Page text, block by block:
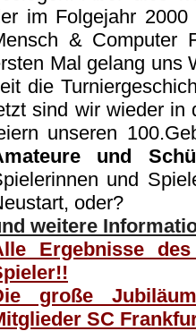
im Folgejahr
& Computer
Mal gelang uns
die
sind wir wieder in
unseren
und
und
oder?
weitere
Ergebnisse
große
SC